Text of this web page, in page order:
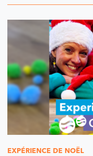
EXPÉRIENCE DE NOËL